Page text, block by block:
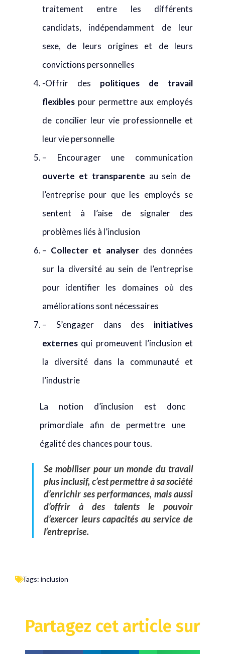
traitement entre les différents
candidats, indépendamment de leur
sexe, de leurs origines et de leurs
convictions personnelles
-Offrir des politiques de travail
flexibles pour permettre aux employés
de concilier leur vie professionnelle et
leur vie personnelle
– Encourager une communication
ouverte et transparente au sein de
l’entreprise pour que les employés se
sentent à l’aise de signaler des
problèmes liés à l’inclusion
– Collecter et analyser des données
sur la diversité au sein de l’entreprise
pour identifier les domaines où des
améliorations sont nécessaires
– S’engager dans des initiatives
externes qui promeuvent l’inclusion et
la diversité dans la communauté et
l’industrie
La notion d’inclusion est donc
primordiale afin de permettre une
égalité des chances pour tous.
Se mobiliser pour un monde du travail
plus inclusif, c’est permettre à sa société
d’enrichir ses performances, mais aussi
d’offrir à des talents le pouvoir
d’exercer leurs capacités au service de
l’entreprise.
Tags: inclusion
Partagez cet article sur